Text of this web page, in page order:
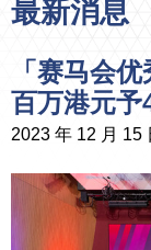
最新消息
「赛马会
百万港元予
2023 年 12 月 15